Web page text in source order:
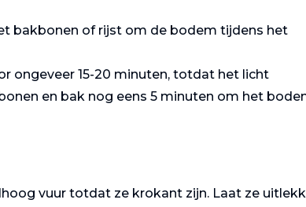
bakbonen of rijst om de bodem tijdens het
ongeveer 15-20 minuten, totdat het licht
en bak nog eens 5 minuten om het
vuur totdat ze krokant zijn. Laat ze